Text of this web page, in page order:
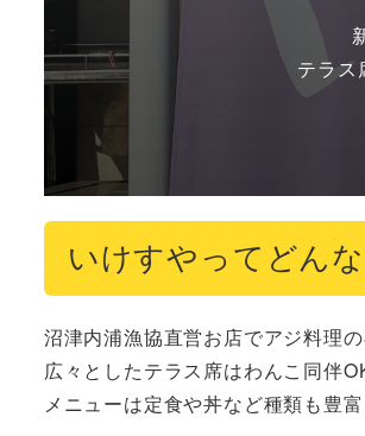
テラス
いけすやってどん
沼津内浦漁協直営お店でアジ料理の
広々としたテラス席はわんこ同伴
メニューは定食や丼など種類も豊